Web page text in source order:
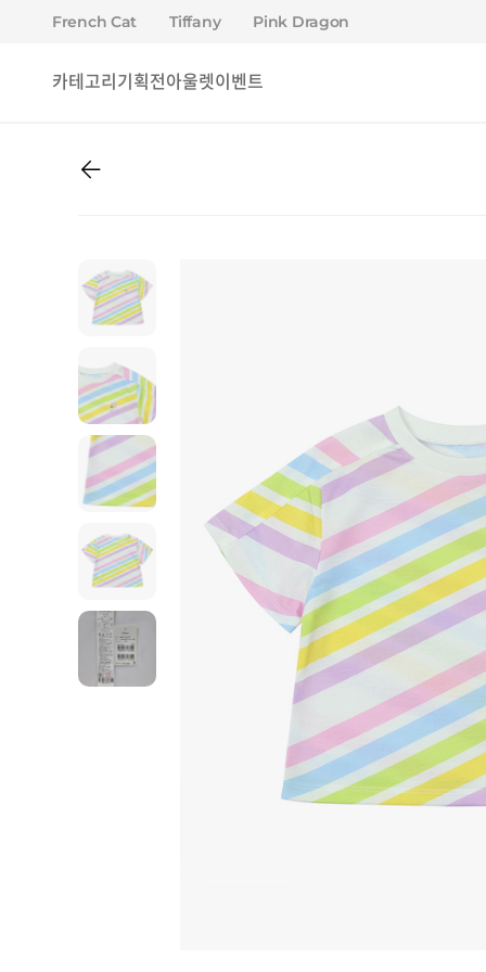
French Cat Tiffany Pink Dragon
카테고리 기획전아울렛이벤트